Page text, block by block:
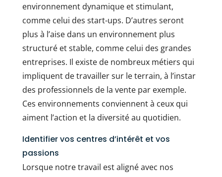
environnement dynamique et stimulant,
comme celui des start-ups. D’autres seront
plus à l’aise dans un environnement plus
structuré et stable, comme celui des grandes
entreprises. Il existe de nombreux métiers qui
impliquent de travailler sur le terrain, à l’instar
des professionnels de la vente par exemple.
Ces environnements conviennent à ceux qui
aiment l’action et la diversité au quotidien.
Identifier vos centres d’intérêt et vos
passions
Lorsque notre travail est aligné avec nos